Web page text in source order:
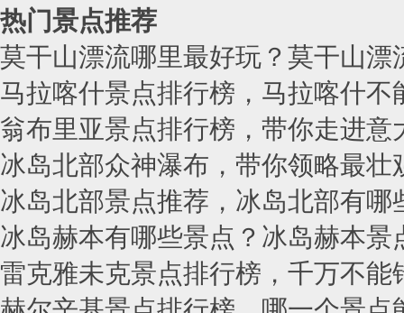
热门景点推荐
莫干山漂流哪里最好玩？莫干山漂
马拉喀什景点排行榜，马拉喀什不
翁布里亚景点排行榜，带你走进意
冰岛北部众神瀑布，带你领略最壮
冰岛北部景点推荐，冰岛北部有哪
冰岛赫本有哪些景点？冰岛赫本景
雷克雅未克景点排行榜，千万不能